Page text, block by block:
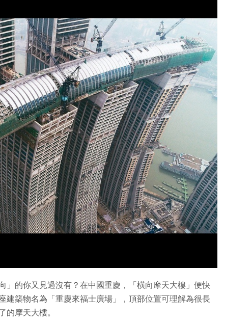
」的你又見過沒有？在中國重慶，「橫向摩天大樓」便快
建築物名為「重慶來福士廣場」，頂部位置可理解為很長
的摩天大樓。